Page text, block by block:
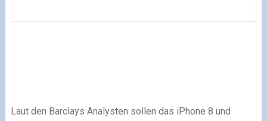
Laut den Barclays Analysten sollen das iPhone 8 und